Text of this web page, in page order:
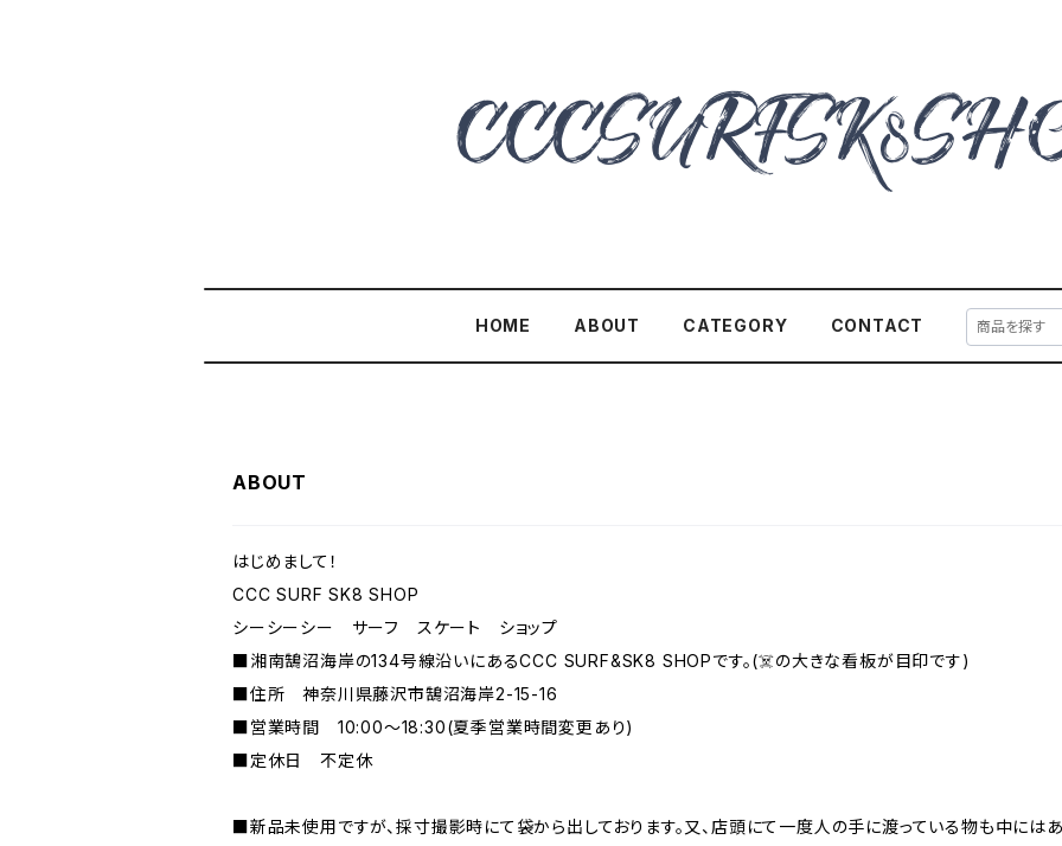
HOME ABOUT CATEGORY CONTACT
ABOUT
はじめまして！
CCC SURF SK8 SHOP
シーシーシー サーフ スケート ショップ
■湘南鵠沼海岸の134号線沿いにあるCCC SURF&SK8 SHOPです。(☠️の大きな看板が目印です)
■住所 神奈川県藤沢市鵠沼海岸2-15-16
■営業時間 10:00〜18:30(夏季営業時間変更あり)
■定休日 不定休
■新品未使用ですが、採寸撮影時にて袋から出しております。又、店頭にて一度人の手に渡っている物も中にはあ